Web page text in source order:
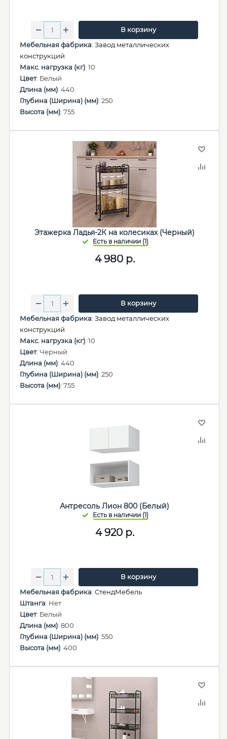
В корзину
Мебельная фабрика: Завод металлических
конструкций
Макс. нагрузка (кг): 10
Цвет: Белый
Длина (мм): 440
Глубина (Ширина) (мм): 250
Высота (мм): 755
Этажерка Ладья-2К на колесиках (Черный)
4 980р.
В корзину
Мебельная фабрика: Завод металлических
конструкций
Макс. нагрузка (кг): 10
Цвет: Черный
Длина (мм): 440
Глубина (Ширина) (мм): 250
Высота (мм): 755
Антресоль Лион 800 (Белый)
4 920р.
В корзину
Мебельная фабрика: СтендМебель
Штанга: Нет
Цвет: Белый
Длина (мм): 800
Глубина (Ширина) (мм): 550
Высота (мм): 400